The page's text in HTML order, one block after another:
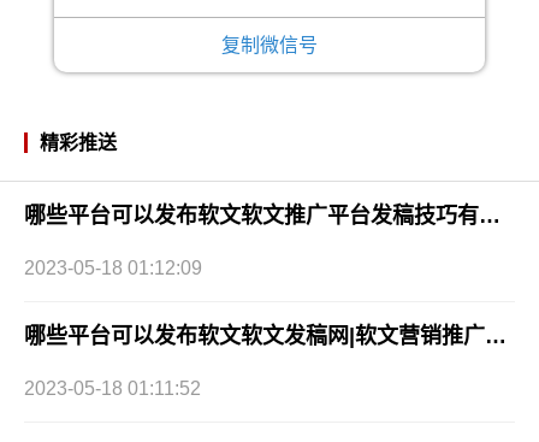
复制微信号
精彩推送
哪些平台可以发布软文软文推广平台发稿技巧有哪些？
2023-05-18 01:12:09
哪些平台可以发布软文软文发稿网|软文营销推广平台网站
2023-05-18 01:11:52